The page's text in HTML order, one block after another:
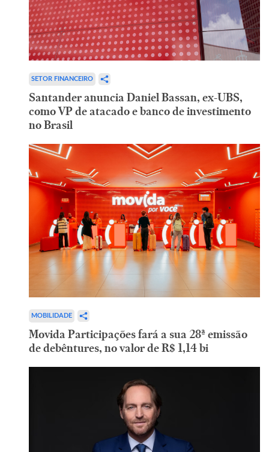
SETOR FINANCEIRO
Santander anuncia Daniel Bassan, ex-UBS,
como VP de atacado e banco de investimento
no Brasil
MOBILIDADE
Movida Participações fará a sua 28ª emissão
de debêntures, no valor de R$ 1,14 bi